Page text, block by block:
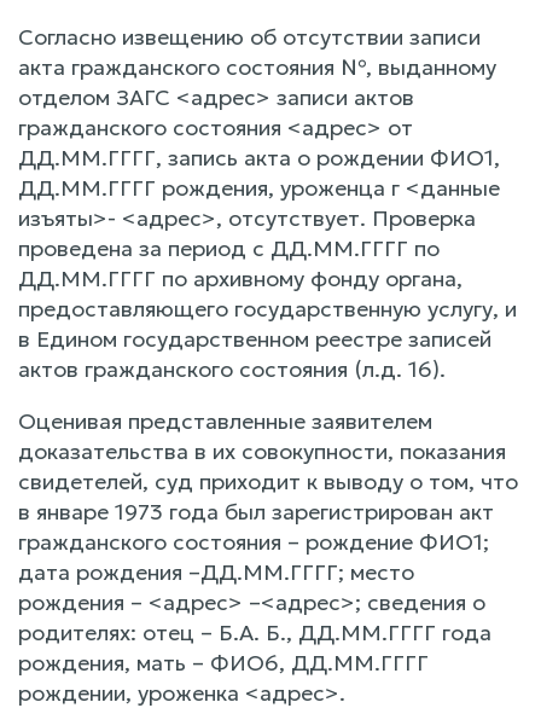
Согласно извещению об отсутствии записи
акта гражданского состояния №, выданному
отделом ЗАГС <адрес> записи актов
гражданского состояния <адрес> от
ДД.ММ.ГГГГ, запись акта о рождении ФИО1,
ДД.ММ.ГГГГ рождения, уроженца г <данные
изъяты>- <адрес>, отсутствует. Проверка
проведена за период с ДД.ММ.ГГГГ по
ДД.ММ.ГГГГ по архивному фонду органа,
предоставляющего государственную услугу, и
в Едином государственном реестре записей
актов гражданского состояния (л.д. 16).
Оценивая представленные заявителем
доказательства в их совокупности, показания
свидетелей, суд приходит к выводу о том, что
в январе 1973 года был зарегистрирован акт
гражданского состояния – рождение ФИО1;
дата рождения –ДД.ММ.ГГГГ; место
рождения – <адрес> –<адрес>; сведения о
родителях: отец – Б.А. Б., ДД.ММ.ГГГГ года
рождения, мать – ФИО6, ДД.ММ.ГГГГ
рождении, уроженка <адрес>.